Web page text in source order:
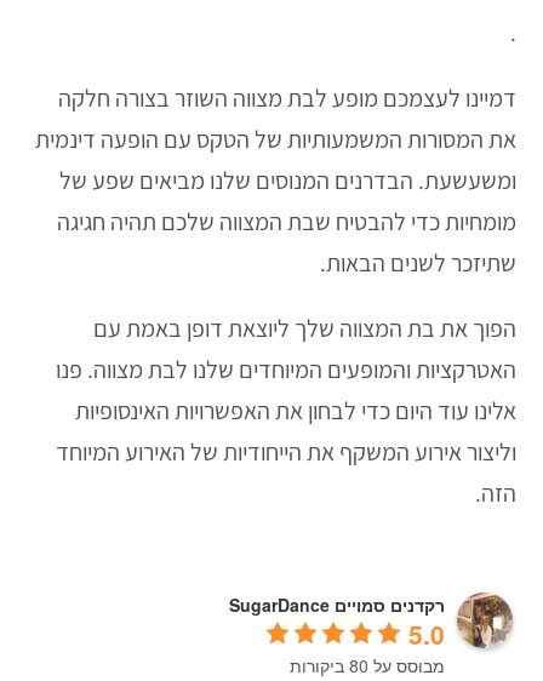
.
דמיינו לעצמכם מופע לבת מצווה השוזר בצורה חלקה
את המסורות המשמעותיות של הטקס עם הופעה דינמית
ומשעשעת. הבדרנים המנוסים שלנו מביאים שפע של
מומחיות כדי להבטיח שבת המצווה שלכם תהיה חגיגה
שתיזכר לשנים הבאות.
הפוך את בת המצווה שלך ליוצאת דופן באמת עם
האטרקציות והמופעים המיוחדים שלנו לבת מצווה. פנו
אלינו עוד היום כדי לבחון את האפשרויות האינסופיות
וליצור אירוע המשקף את הייחודיות של האירוע המיוחד
הזה.
רקדנים סמויים SugarDance
5.0
מבוסס על 80 ביקורות